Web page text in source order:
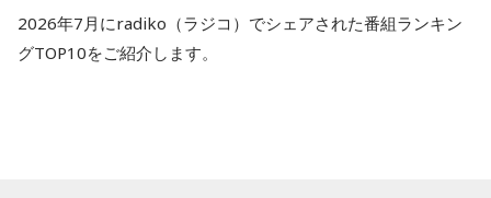
802 RADIO MASTERS「MUSIC MATE」来週もお楽しみ
に〜！
2026年7月にradiko（ラジコ）でシェアされた番組ランキン
グTOP10をご紹介します。